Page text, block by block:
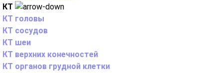
КТ
КТ головы
КТ сосудов
КТ шеи
КТ верхних конечностей
КТ органов грудной клетки